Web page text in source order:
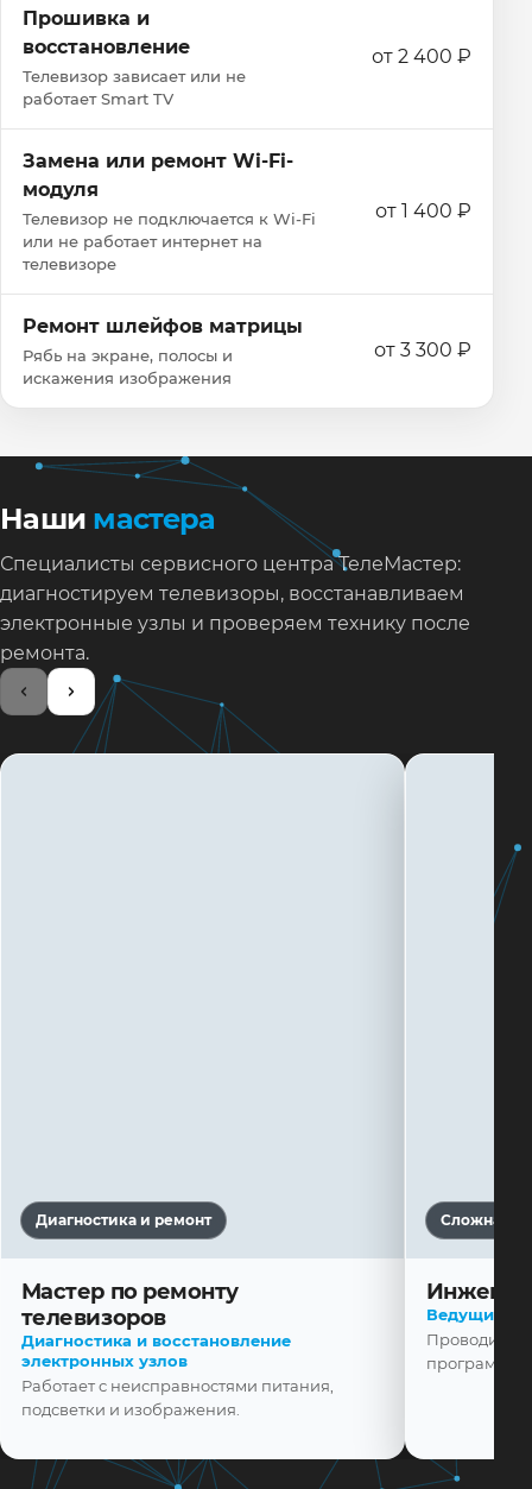
Прошивка и
восстановление
Телевизор зависает или не
работает Smart TV
от 2 400 ₽
Замена или ремонт Wi‑Fi-
модуля
Телевизор не подключается к Wi‑Fi
или не работает интернет на
телевизоре
от 1 400 ₽
Ремонт шлейфов матрицы
Рябь на экране, полосы и
искажения изображения
от 3 300 ₽
Наши мастера
Специалисты сервисного центра ТелеМастер:
диагностируем телевизоры, восстанавливаем
электронные узлы и проверяем технику после
ремонта.
Диагностика и ремонт
Мастер по ремонту
телевизоров
Диагностика и восстановление
электронных узлов
Работает с неисправностями питания,
подсветки и изображения.
Сложная
Ведущий
Проводит